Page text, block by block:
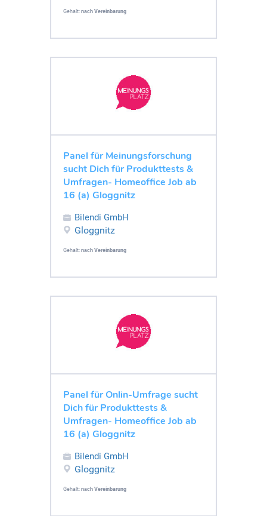
Gehalt: nach Vereinbarung
Panel für Meinungsforschung
sucht Dich für Produkttests &
Umfragen- Homeoffice Job ab
16 (a) Gloggnitz
Bilendi GmbH
Gloggnitz
Gehalt: nach Vereinbarung
Panel für Onlin-Umfrage sucht
Dich für Produkttests &
Umfragen- Homeoffice Job ab
16 (a) Gloggnitz
Bilendi GmbH
Gloggnitz
Gehalt: nach Vereinbarung